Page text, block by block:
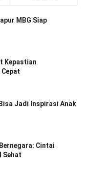
MBG Siap
Kepastian
Jadi Inspirasi Anak
Cintai
Sehat